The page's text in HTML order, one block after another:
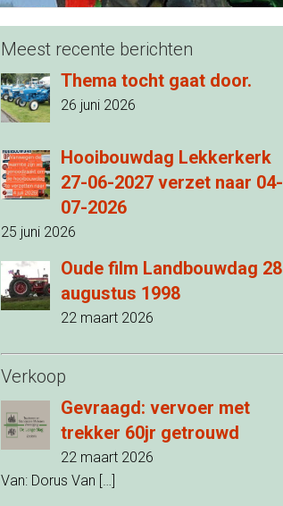
Meest recente berichten
Thema tocht gaat door.
26 juni 2026
Hooibouwdag Lekkerkerk
27-06-2027 verzet naar 04-
07-2026
25 juni 2026
Oude film Landbouwdag 28
augustus 1998
22 maart 2026
Verkoop
Gevraagd: vervoer met
trekker 60jr getrouwd
22 maart 2026
Van: Dorus Van […]